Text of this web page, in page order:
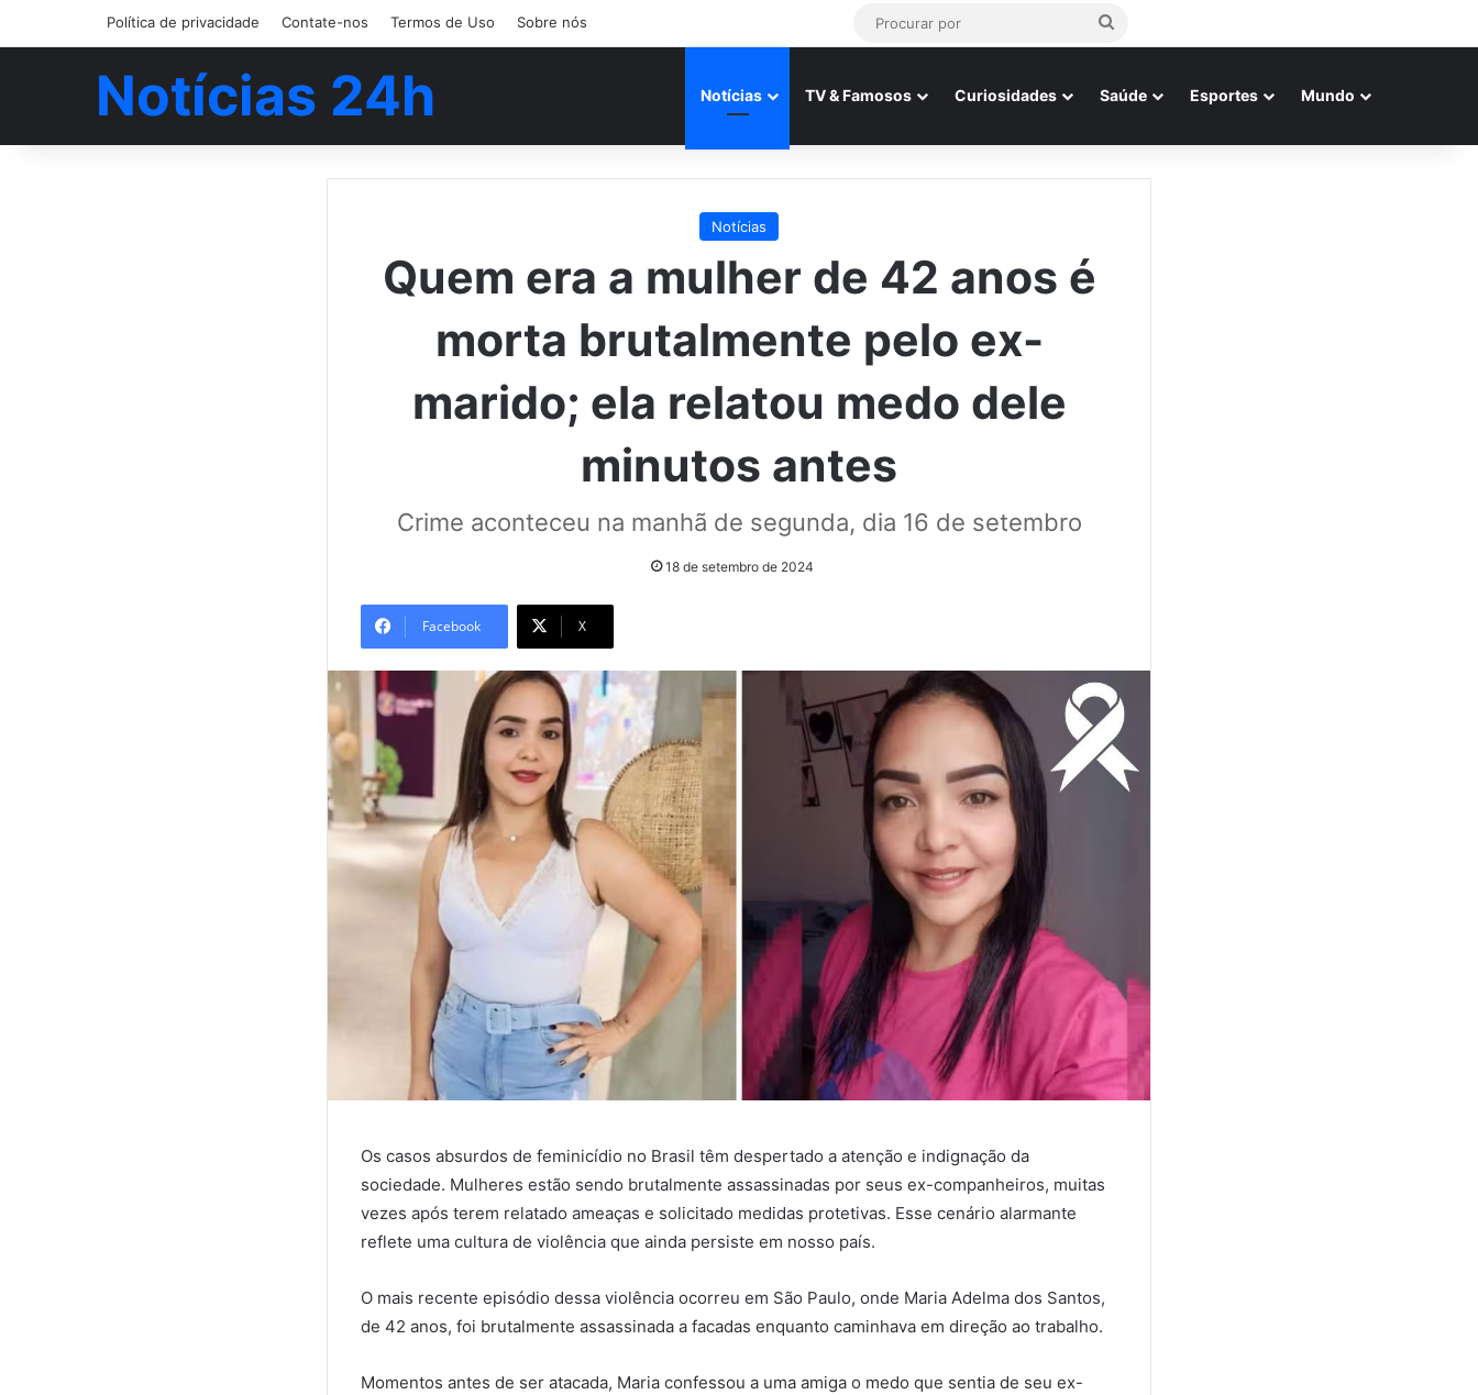
Política de privacidade Contate-nos Termos de Uso Sobre nós
Procurar
Notícias 24h Notícias TV & Famosos Curiosidades Saúde Esportes Mundo
Notícias
Quem era a mulher de 42 anos é
morta brutalmente pelo ex-
marido; ela relatou medo dele
minutos antes
Crime aconteceu na manhã de segunda, dia 16 de setembro
18 de setembro de 2024
Facebook X
Os casos absurdos de feminicídio no Brasil têm despertado a atenção e indignação da
sociedade. Mulheres estão sendo brutalmente assassinadas por seus ex-companheiros, muitas
vezes após terem relatado ameaças e solicitado medidas protetivas. Esse cenário alarmante
reflete uma cultura de violência que ainda persiste em nosso país.
O mais recente episódio dessa violência ocorreu em São Paulo, onde Maria Adelma dos Santos,
de 42 anos, foi brutalmente assassinada a facadas enquanto caminhava em direção ao trabalho.
Momentos antes de ser atacada, Maria confessou a uma amiga o medo que sentia de seu ex-